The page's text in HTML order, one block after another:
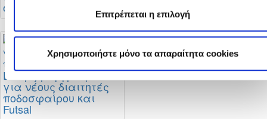
Επιτρέπεται η επιλογή
Χρησιμοποιήστε μόνο τα απαραίτητα cookies
οδηγίες της ΚΟΠ ολοκληρώνεται
Έναρξη εγγραφών
για νέους διαιτητές
ποδοσφαίρου και
Futsal